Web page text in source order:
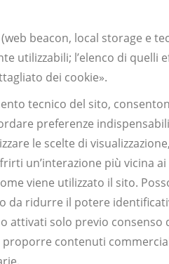
beacon, local storage e
utilizzabili; l’elenco di quelli
dei cookie».
tecnico del sito,
preferenze
le scelte di
un’interazione più vicina
viene utilizzato il sito.
da ridurre il potere
attivati solo previo consenso
proporre contenuti